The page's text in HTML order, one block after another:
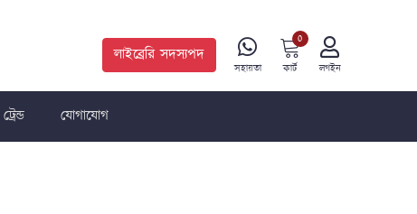
লাইব্রেরি সদস্যপদ
সহায়তা কার্ট
0
লগইন
ট্রেন্ড যোগাযোগ